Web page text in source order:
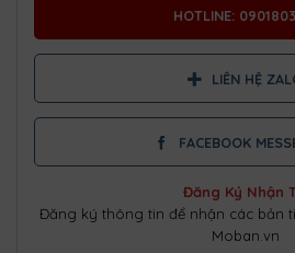
HOTLINE:
LIÊN HỆ
FACEBOOK
Đăng Ký Nhận
Đăng ký thông tin để nhận các bản
Moban.vn